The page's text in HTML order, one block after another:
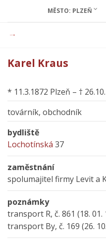
MĚSTO: PLZEŇ
Karel Kraus
* 11.3.1872 Plzeň – †
továrník, obchodník
bydliště
Lochotínská 37
zaměstnání
spolumajitel firmy Levit a
poznámky
transport R, č. 861 (18.
transport By, č. 169 (26.